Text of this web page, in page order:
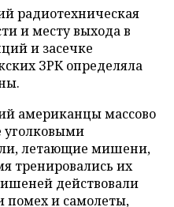
радиотехническая
и месту выхода в
и засечке
ЗРК определяла
американцы массово
уголковыми
летающие мишени,
тренировались их
действовали
помех и самолеты,